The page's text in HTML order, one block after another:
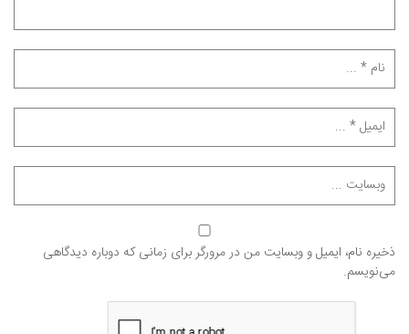
ذخیره نام، ایمیل و وبسایت من در مرورگر برای زمانی که دوباره دیدگاهی
می‌نویسم.